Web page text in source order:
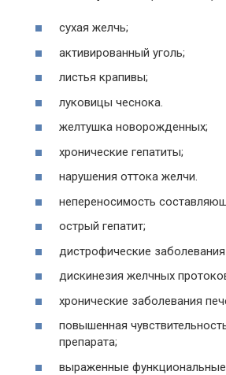
сухая желчь;
активированный уголь;
листья крапивы;
луковицы чеснока.
желтушка новорожденных;
хронические гепатиты;
нарушения оттока желчи.
непереносимость
острый гепатит;
дистрофические заболевания
дискинезия желчных
хронические заболевания
повышенная
препарата;
выраженные